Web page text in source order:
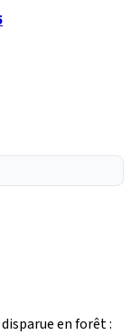
en forêt :